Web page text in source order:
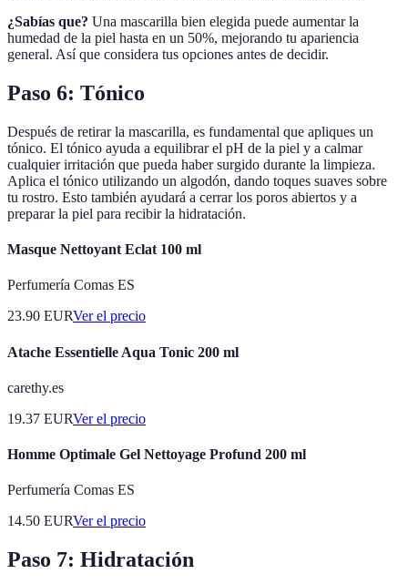
¿Sabías que? Una mascarilla bien elegida puede aumentar la
humedad de la piel hasta en un 50%, mejorando tu apariencia
general. Así que considera tus opciones antes de decidir.
Paso 6: Tónico
Después de retirar la mascarilla, es fundamental que apliques un
tónico. El tónico ayuda a equilibrar el pH de la piel y a calmar
cualquier irritación que pueda haber surgido durante la limpieza.
Aplica el tónico utilizando un algodón, dando toques suaves sobre
tu rostro. Esto también ayudará a cerrar los poros abiertos y a
preparar la piel para recibir la hidratación.
Masque Nettoyant Eclat 100 ml
Perfumería Comas ES
23.90 EURVer el precio
Atache Essentielle Aqua Tonic 200 ml
carethy.es
19.37 EURVer el precio
Homme Optimale Gel Nettoyage Profund 200 ml
Perfumería Comas ES
14.50 EURVer el precio
Paso 7: Hidratación